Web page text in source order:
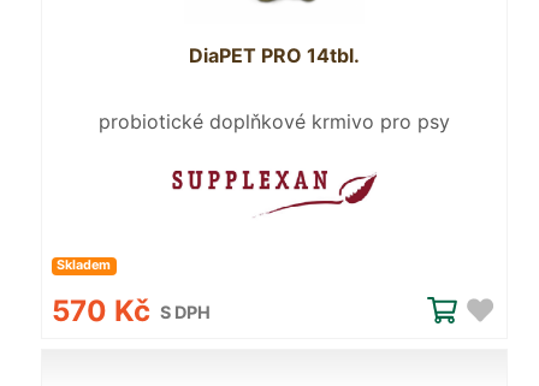
DiaPET PRO 14tbl.
probiotické doplňkové krmivo pro psy
Skladem
570 Kč S DPH